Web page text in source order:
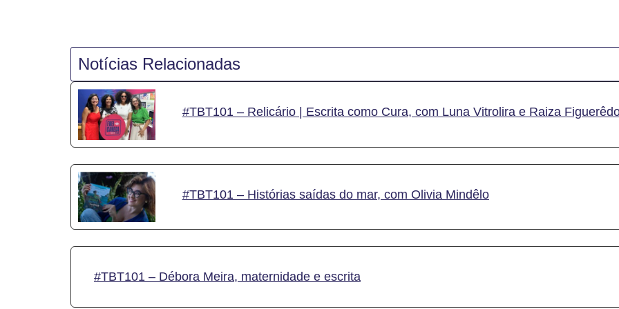
Notícias Relacionadas
#TBT101 – Relicário | Escrita como Cura, com Luna Vitrolira e Raiza
#TBT101 – Histórias saídas do mar, com Olivia Mindêlo
#TBT101 – Débora Meira, maternidade e escrita